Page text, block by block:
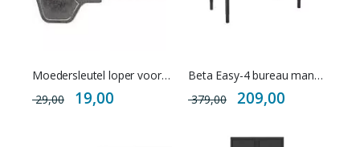
Moedersleutel loper voor Beta cilindersloten
29,00
Special
Price
19,00
Beta Easy-4 bureau manueel in hoogte instelbaar NEN-EN 527
379,00
Special
Price
209,00